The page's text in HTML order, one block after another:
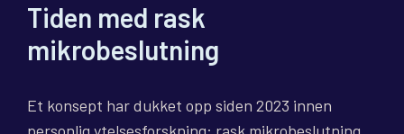
Tiden med rask
mikrobeslutning
Et konsept har dukket opp siden 2023 innen